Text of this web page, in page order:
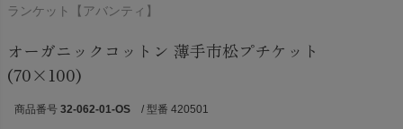
ランケット【アバンティ】
オーガニックコットン 薄手市松プチケット
(70×100)
商品番号 32-062-01-OS / 型番 420501